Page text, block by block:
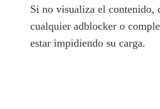
Si no visualiza el contenido,
cualquier adblocker o
estar impidiendo su carga.